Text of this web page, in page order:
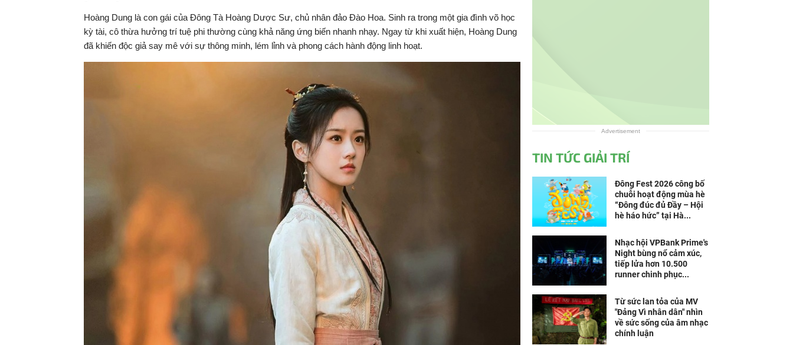
Hoàng Dung là con gái của Đông Tà Hoàng Dược Sư, chủ nhân đảo Đào Hoa. Sinh ra trong một gia đình võ học
kỳ tài, cô thừa hưởng trí tuệ phi thường cùng khả năng ứng biến nhanh nhạy. Ngay từ khi xuất hiện, Hoàng Dung
đã khiến độc giả say mê với sự thông minh, lém lỉnh và phong cách hành động linh hoạt.
Advertisement
TIN TỨC GIẢI TRÍ
Đông Fest 2026 công bố
chuỗi hoạt động mùa hè
“Đông đúc đủ Đầy – Hội
hè háo hức” tại Hà...
Nhạc hội VPBank Prime's
Night bùng nổ cảm xúc,
tiếp lửa hơn 10.500
runner chinh phục...
Từ sức lan tỏa của MV
"Đảng Vì nhân dân" nhìn
về sức sống của âm nhạc
chính luận